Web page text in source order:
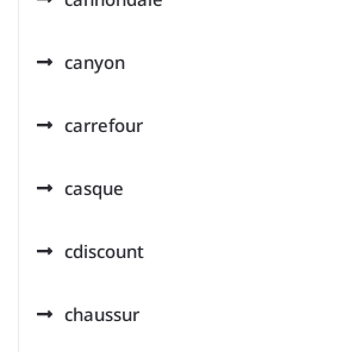
canyon
carrefour
casque
cdiscount
chaussur